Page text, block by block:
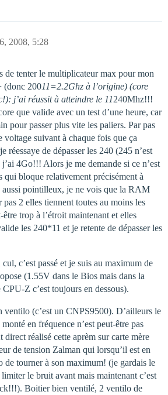
2008, 5:28
de tenter le multiplicateur max pour mon
(donc 20011=2.2Ghz à l’origine) (core
j’ai réussit à atteindre le 11240Mhz!!!
que valide avec un test d’une heure, car
pour passer plus vite les paliers. Par pas
voltage suivant à chaque fois que ça
réessaye de dépasser les 240 (245 n’est
4Go!!! Alors je me demande si ce n’est
qui bloque relativement précisément à
aussi pointilleux, je ne vois que la RAM
pas 2 elles tiennent toutes au moins les
trop à l’étroit maintenant et elles
les 240*11 et je retente de dépasser les
c’est passé et je suis au maximum de
(1.55V dans le Bios mais dans la
Z c’est toujours en dessous).
ventilo (c’est un CNPS9500). D’ailleurs le
en fréquence n’est peut-être pas
direct réalisé cette aprèm sur carte mère
de tension Zalman qui lorsqu’il est en
de tourner à son maximum! (je gardais le
le bruit avant mais maintenant c’est
Boitier bien ventilé, 2 ventilo de